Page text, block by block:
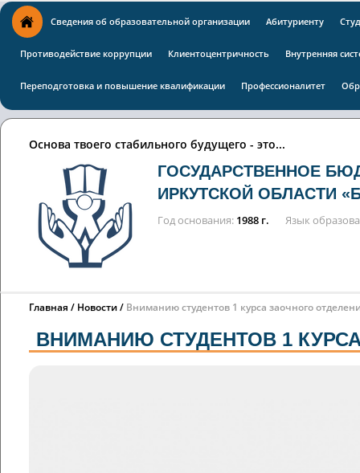
Сведения об образовательной организации Абитуриенту
Противодействие коррупции Клиентоцентричность Внутренняя
Переподготовка и повышение квалификации Профессионалитет
Основа твоего стабильного будущего - это...
ГОСУДАРСТВЕННОЕ
ИРКУТСКОЙ ОБЛАСТИ
Год основания 1988 г. Язык
Главная Новости Вниманию студентов 1 курса заочного
ВНИМАНИЮ СТУДЕНТОВ 1